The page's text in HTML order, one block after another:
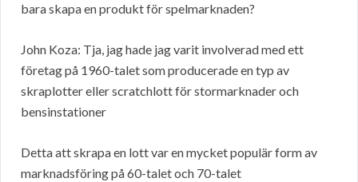
bara skapa en produkt för spelmarknaden?
John Koza: Tja, jag hade jag varit involverad med ett
företag på 1960-talet som producerade en typ av
skraplotter eller scratchlott för stormarknader och
bensinstationer
Detta att skrapa en lott var en mycket populär form av
marknadsföring på 60-talet och 70-talet